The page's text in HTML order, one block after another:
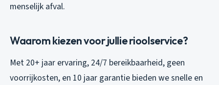
menselijk afval.
Waarom kiezen voor jullie rioolservice?
Met 20+ jaar ervaring, 24/7 bereikbaarheid, geen
voorrijkosten, en 10 jaar garantie bieden we snelle en